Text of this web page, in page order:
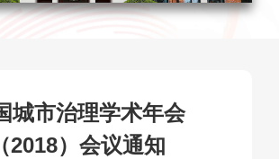
城市治理学术年会
（2018）会议通知